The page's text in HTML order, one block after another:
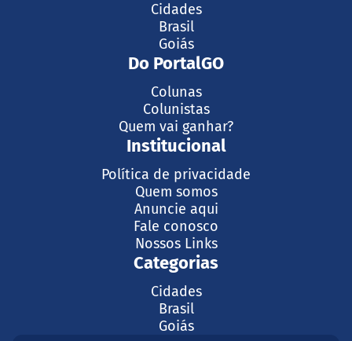
Cidades
Brasil
Goiás
Do PortalGO
Colunas
Colunistas
Quem vai ganhar?
Institucional
Política de privacidade
Quem somos
Anuncie aqui
Fale conosco
Nossos Links
Categorias
Cidades
Brasil
Goiás